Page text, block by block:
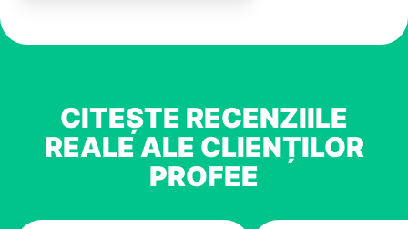
CITEȘTE RECENZIILE
REALE ALE CLIENȚILOR
PROFEE